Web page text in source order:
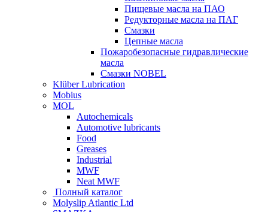
Пищевые масла на ПАО
Редукторные масла на ПАГ
Смазки
Цепные масла
Пожаробезопасные гидравлические
масла
Смазки NOBEL
Klüber Lubrication
Mobius
MOL
Autochemicals
Automotive lubricants
Food
Greases
Industrial
MWF
Neat MWF
Полный каталог
Molyslip Atlantic Ltd